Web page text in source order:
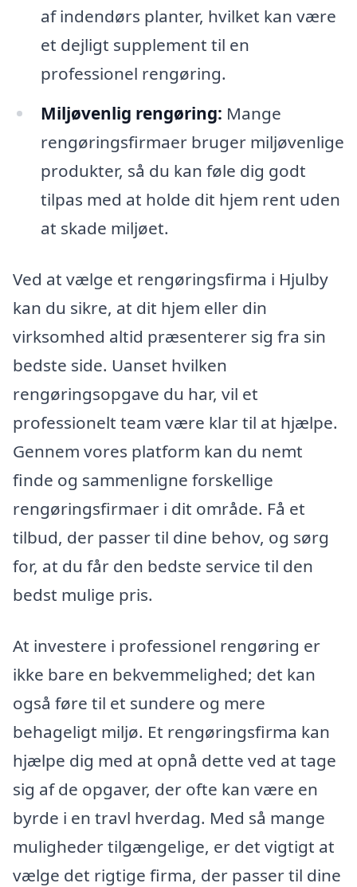
af indendørs planter, hvilket kan være
et dejligt supplement til en
professionel rengøring.
Miljøvenlig rengøring: Mange
rengøringsfirmaer bruger miljøvenlige
produkter, så du kan føle dig godt
tilpas med at holde dit hjem rent uden
at skade miljøet.
Ved at vælge et rengøringsfirma i Hjulby
kan du sikre, at dit hjem eller din
virksomhed altid præsenterer sig fra sin
bedste side. Uanset hvilken
rengøringsopgave du har, vil et
professionelt team være klar til at hjælpe.
Gennem vores platform kan du nemt
finde og sammenligne forskellige
rengøringsfirmaer i dit område. Få et
tilbud, der passer til dine behov, og sørg
for, at du får den bedste service til den
bedst mulige pris.
At investere i professionel rengøring er
ikke bare en bekvemmelighed; det kan
også føre til et sundere og mere
behageligt miljø. Et rengøringsfirma kan
hjælpe dig med at opnå dette ved at tage
sig af de opgaver, der ofte kan være en
byrde i en travl hverdag. Med så mange
muligheder tilgængelige, er det vigtigt at
vælge det rigtige firma, der passer til dine